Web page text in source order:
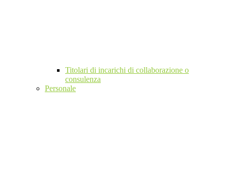
Titolari di incarichi di collaborazione o
consulenza
Personale